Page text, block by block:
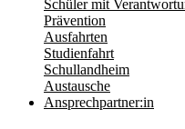
Schüler mit
Prävention
Ausfahrten
Studienfahrt
Schullandheim
Austausche
Ansprechpartner:in